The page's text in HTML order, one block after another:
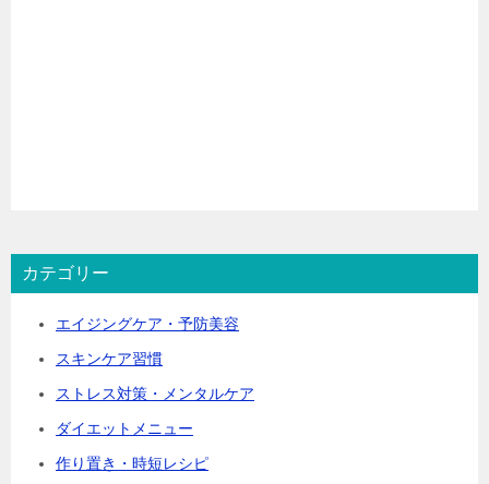
カテゴリー
エイジングケア・予防美容
スキンケア習慣
ストレス対策・メンタルケア
ダイエットメニュー
作り置き・時短レシピ